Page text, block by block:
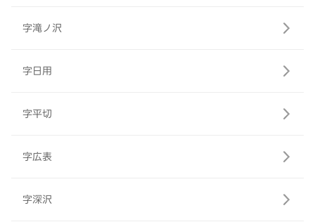
字滝ノ沢
字日用
字平切
字広表
字深沢